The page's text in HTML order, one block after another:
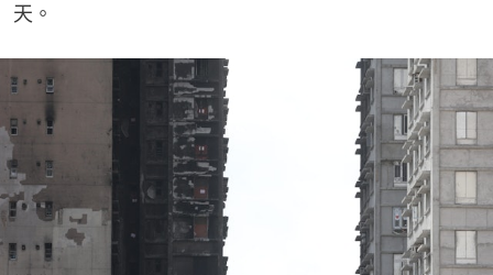
天。